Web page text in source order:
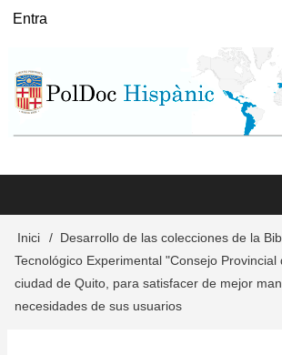
Vés
User
Entra
Main
d'Ariadna
Inici
Desarrollo de las colecciones de la
Tecnológico Experimental "Consejo Provincial
ciudad de Quito, para satisfacer de mejor
necesidades de sus usuarios